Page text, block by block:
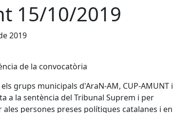
15/10/2019
2019
de la convocatòria
grups municipals d'AraN-AM, CUP-AMUNT i
a la sentència del Tribunal Suprem i per
persones preses polítiques catalanes i en